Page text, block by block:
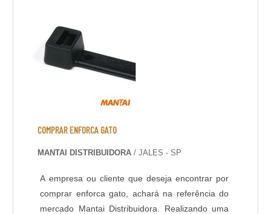
COMPRAR ENFORCA GATO
MANTAI DISTRIBUIDORA/ JALES - SP
A empresa ou cliente que deseja encontrar por
comprar enforca gato, achará na referência do
mercado Mantai Distribuidora. Realizando uma